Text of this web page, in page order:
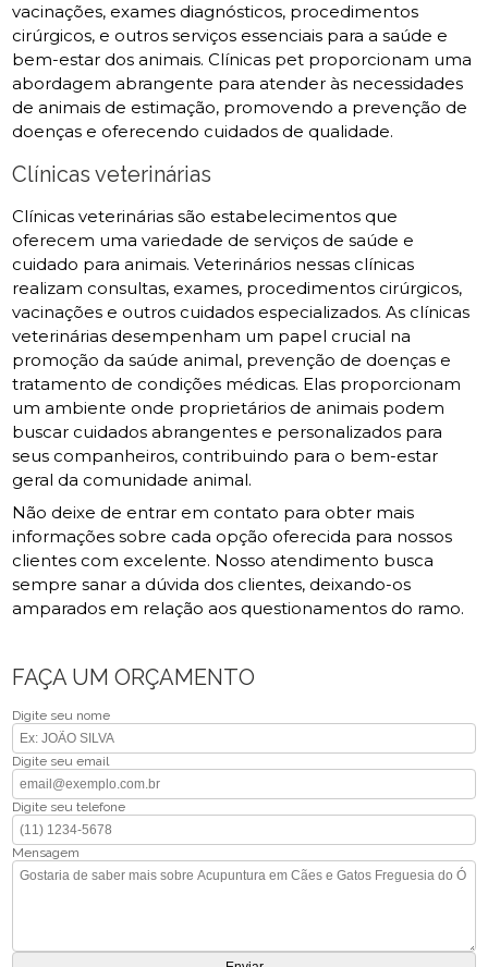
vacinações, exames diagnósticos, procedimentos
cirúrgicos, e outros serviços essenciais para a saúde e
bem-estar dos animais. Clínicas pet proporcionam uma
abordagem abrangente para atender às necessidades
de animais de estimação, promovendo a prevenção de
doenças e oferecendo cuidados de qualidade.
Clínicas veterinárias
Clínicas veterinárias são estabelecimentos que
oferecem uma variedade de serviços de saúde e
cuidado para animais. Veterinários nessas clínicas
realizam consultas, exames, procedimentos cirúrgicos,
vacinações e outros cuidados especializados. As clínicas
veterinárias desempenham um papel crucial na
promoção da saúde animal, prevenção de doenças e
tratamento de condições médicas. Elas proporcionam
um ambiente onde proprietários de animais podem
buscar cuidados abrangentes e personalizados para
seus companheiros, contribuindo para o bem-estar
geral da comunidade animal.
Não deixe de entrar em contato para obter mais
informações sobre cada opção oferecida para nossos
clientes com excelente. Nosso atendimento busca
sempre sanar a dúvida dos clientes, deixando-os
amparados em relação aos questionamentos do ramo.
FAÇA UM ORÇAMENTO
Digite seu nome
Digite seu email
Digite seu telefone
Mensagem